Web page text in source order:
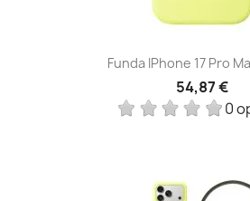
Funda IPhone 17 Pro
54,87 €
0